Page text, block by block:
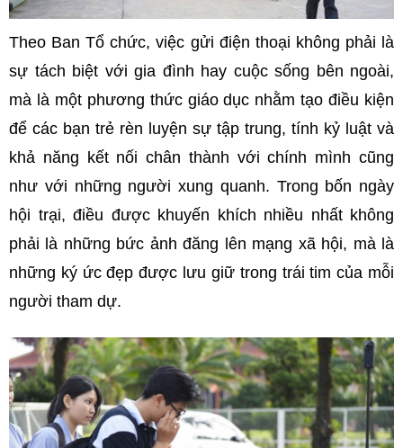
Theo Ban Tổ chức, việc gửi điện thoại không phải là
sự tách biệt với gia đình hay cuộc sống bên ngoài,
mà là một phương thức giáo dục nhằm tạo điều kiện
để các bạn trẻ rèn luyện sự tập trung, tính kỷ luật và
khả năng kết nối chân thành với chính mình cũng
như với những người xung quanh. Trong bốn ngày
hội trại, điều được khuyến khích nhiều nhất không
phải là những bức ảnh đăng lên mạng xã hội, mà là
những ký ức đẹp được lưu giữ trong trái tim của mỗi
người tham dự.